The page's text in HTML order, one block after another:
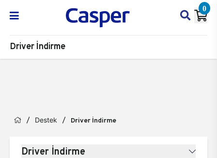
0
Driver İndirme
Destek Driver İndirme
Driver İndirme